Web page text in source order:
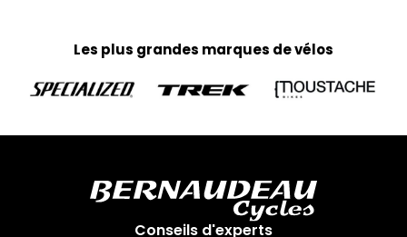
d’expédition les week-ends et jours fériés)
Pour vos équipements lourds, nous faisons appel au
ouvrés. (Pas d’expédition les week-ends et jours fériés)
Comme indiqué dans nos Conditions Générales de Vente
(CGV), les frais de retour sont à votre charge, sauf en cas
d'erreur de notre part. Pour toute question, n'hésitez pas à
Les plus grandes marques de vélos
Conseils d'experts